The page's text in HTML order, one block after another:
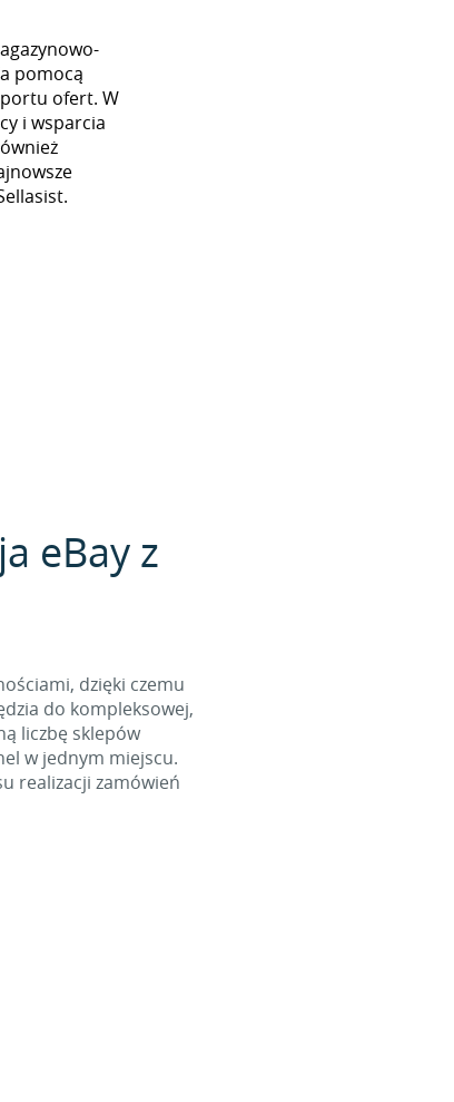
pomocą
ofert. W
i wsparcia
eBay z
dzięki czemu
do kompleksowej,
liczbę sklepów
w jednym miejscu.
realizacji zamówień